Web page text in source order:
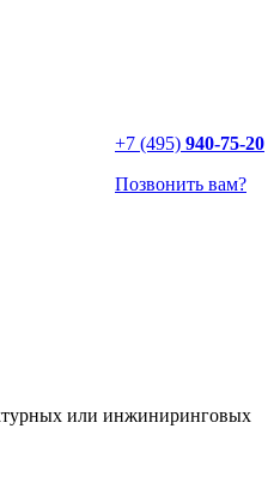
+7 (495) 940-75-20
Позвонить вам?
или инжиниринговых